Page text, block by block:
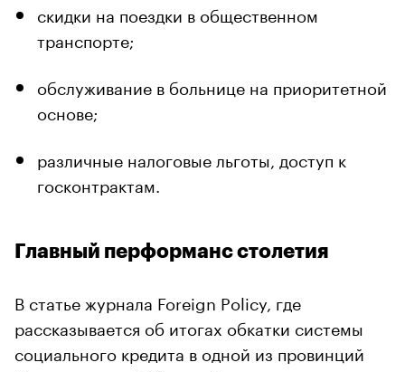
скидки на поездки в общественном
транспорте;
обслуживание в больнице на приоритетной
основе;
различные налоговые льготы, доступ к
госконтрактам.
Главный перформанс столетия
В статье журнала Foreign Policy, где
рассказывается об итогах обкатки системы
социального кредита в одной из провинций